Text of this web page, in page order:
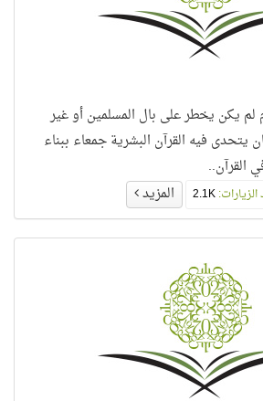
لم يكن يخطر على بال المسلمين أو غير
يتحدى فيه القرآن البشرية جمعاء ببناء
القرآن..
المزيد